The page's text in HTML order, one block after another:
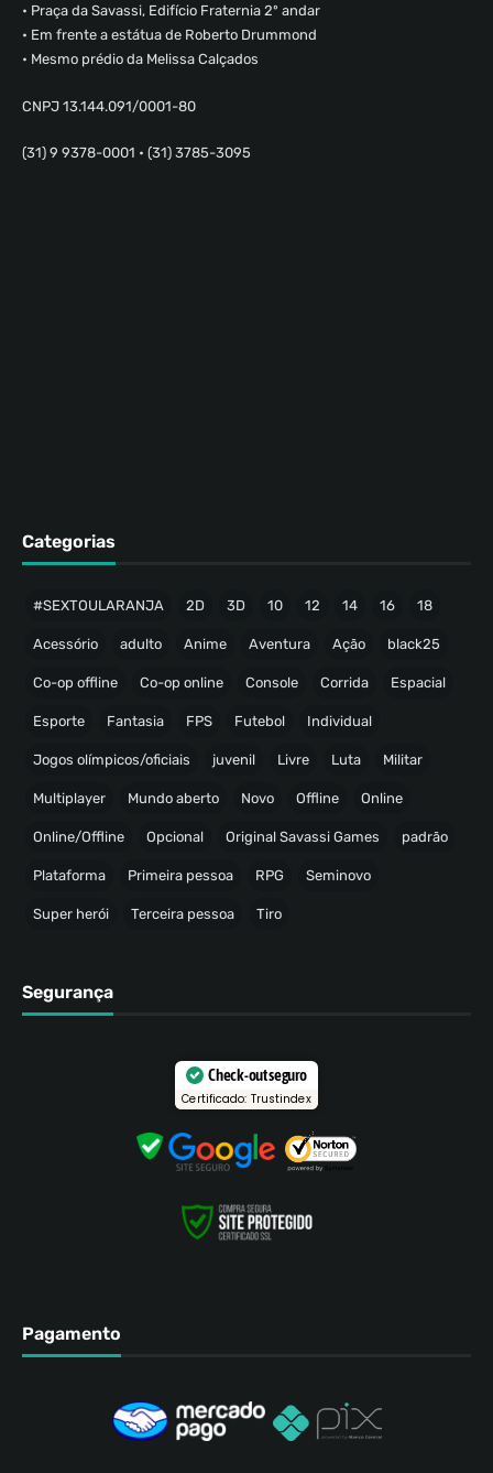
• Praça da Savassi, Edifício Fraternia 2º andar
• Em frente a estátua de Roberto Drummond
• Mesmo prédio da Melissa Calçados
CNPJ 13.144.091/0001-80
(31) 9 9378-0001 • (31) 3785-3095
Categorias
#SEXTOULARANJA 2D 3D 10 12 14 16 18
Acessório adulto Anime Aventura Ação black25
Co-op offline Co-op online Console Corrida Espacial
Esporte Fantasia FPS Futebol Individual
Jogos olímpicos/oficiais juvenil Livre Luta Militar
Multiplayer Mundo aberto Novo Offline Online
Online/Offline Opcional Original Savassi Games padrão
Plataforma Primeira pessoa RPG Seminovo
Super herói Terceira pessoa Tiro
Segurança
Check-out seguro
Certificado: Trustindex
Pagamento